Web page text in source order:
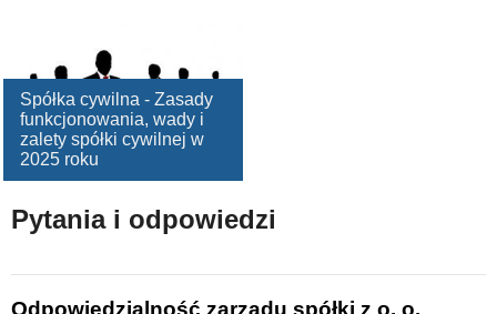
Spółka cywilna - Zasady
funkcjonowania, wady i
zalety spółki cywilnej w
2025 roku
Pytania i odpowiedzi
Odpowiedzialność zarządu spółki z o. o.